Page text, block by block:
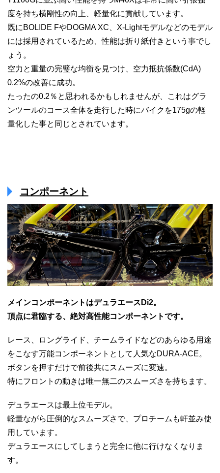
度を持ち横剛性の向上、軽量化に貢献しています。
既にBOLIDE FやDOGMA XC、X-Lightモデルなどのモデル
には採用されているため、性能は折り紙付きという事でし
ょう。
空力と重量の完璧な均衡を見つけ、空力抵抗係数(CdA)
0.2%の改善に成功。
たったの0.2％と思われるかもしれませんが、これはグラ
ンツールのコース全体を走行した時にバイクを175gの軽
量化した事と同じとされています。
コンポーネント
メインコンポーネントはデュラエースDi2。
頂点に君臨する、絶対高性能コンポーネントです。
レース、ロングライド、チームライドなどのあらゆる用途
をこなす万能コンポーネントとして人気なDURA-ACE。
ボタンを押すだけで前後共にスムーズに変速。
特にフロントの動きは唯一無二のスムーズさを持ちます。
デュラエースは最上位モデル。
軽量ながら圧倒的なスムーズさで、プロチームも軒並み使
用しています。
デュラエースにしてしまうと完全に他に行けなくなりま
す。